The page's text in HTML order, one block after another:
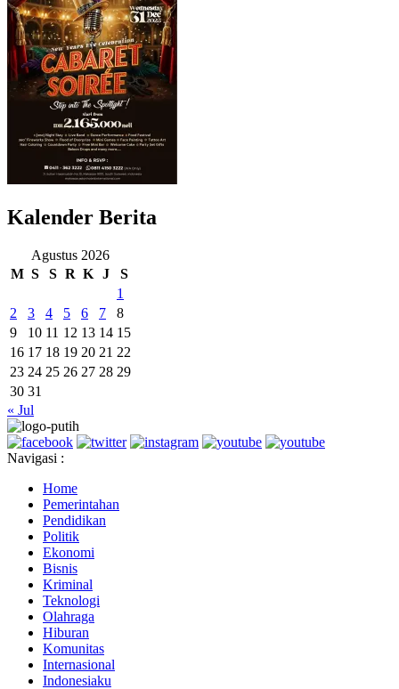
Kalender Berita
Agustus 2026
M S S R K J
S
1
2
3 4 5 6 7
8
9
10 11 12 13 14 15
16 17 18 19 20 21 22
23 24 25 26 27 28 29
30 31
« Jul
Navigasi :
Home
Pemerintahan
Pendidikan
Politik
Ekonomi
Bisnis
Kriminal
Teknologi
Olahraga
Hiburan
Komunitas
Internasional
Indonesiaku